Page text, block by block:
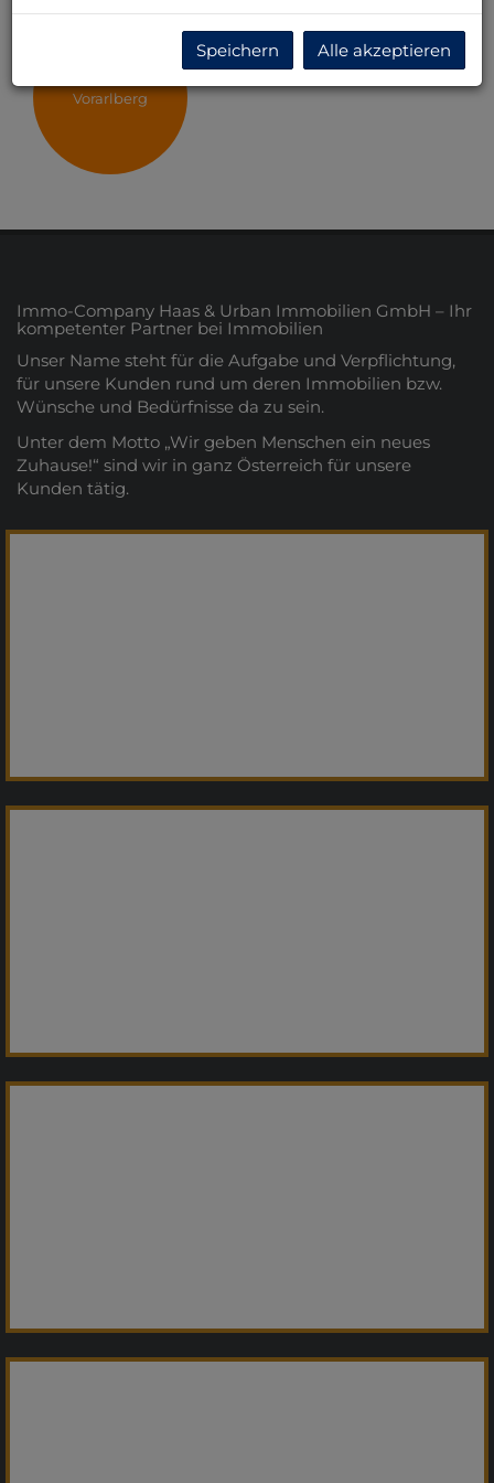
Vorarlberg
Immo-Company Haas & Urban Immobilien GmbH – Ihr
kompetenter Partner bei Immobilien
Unser Name steht für die Aufgabe und Verpflichtung,
für unsere Kunden rund um deren Immobilien bzw.
Wünsche und Bedürfnisse da zu sein.
Unter dem Motto „Wir geben Menschen ein neues
Zuhause!“ sind wir in ganz Österreich für unsere
Kunden tätig.
Speichern Alle akzeptieren